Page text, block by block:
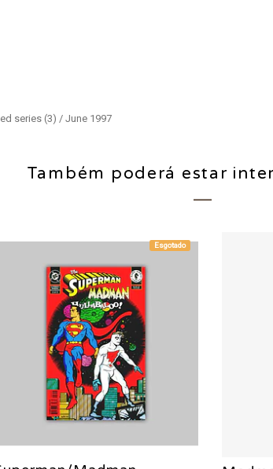
series (3) / June 1997
Também poderá estar
Esgotado